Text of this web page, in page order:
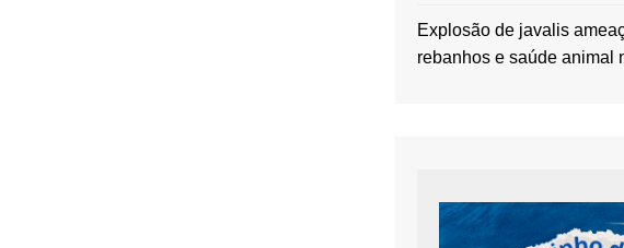
Explosão de javalis
rebanhos e saúde animal